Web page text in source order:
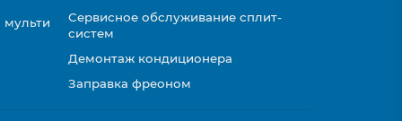
мульти
Сервисное обслуживание сплит-
систем
Демонтаж кондиционера
Заправка фреоном